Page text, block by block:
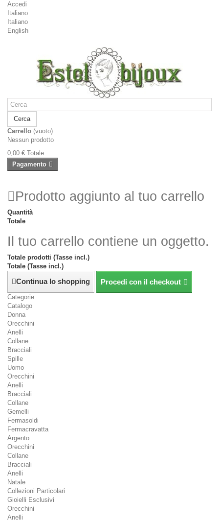
Accedi
Italiano
Italiano
English
Cerca
Carrello (vuoto)
Nessun prodotto
0,00 € Totale
Pagamento
Prodotto aggiunto al tuo carrello
Quantità
Totale
Il tuo carrello contiene un oggetto.
Totale prodotti (Tasse incl.)
Totale (Tasse incl.)
Continua lo shopping Procedi con il checkout
Categorie
Catalogo
Donna
Orecchini
Anelli
Collane
Bracciali
Spille
Uomo
Orecchini
Anelli
Bracciali
Collane
Gemelli
Fermasoldi
Fermacravatta
Argento
Orecchini
Collane
Bracciali
Anelli
Natale
Collezioni Particolari
Gioielli Esclusivi
Orecchini
Anelli